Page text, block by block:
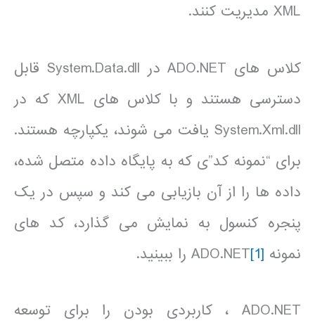
XML مدیریت کنند.
کلاس های ADO.NET در System.Data.dll قابل
دسترسی هستند و با کلاس های XML که در
System.Xml.dll یافت می شوند، یکپارچه هستند.
برای “نمونه کد”ی که به پایگاه داده متصل شده،
داده ها را از آن بازیابی می کند و سپس در یک
پنجره کنسول به نمایش می گذارد، کد های
نمونه ADO.NET [1] را ببینید.
ADO.NET ، کاربردی بودن را برای توسعه